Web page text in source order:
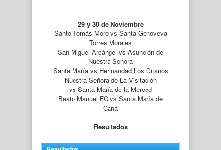
29 y 30 de Noviembre
Santo Tomás Moro vs Santa Genoveva
Torres Morales
San Miguel Arcángel vs Asunción de
Nuestra Señora
Santa María vs Hermandad Los Gitanos
Nuestra Señora de La Visitación
vs Santa María de la Merced
Beato Manuel FC vs Santa María de
Caná
Resultados